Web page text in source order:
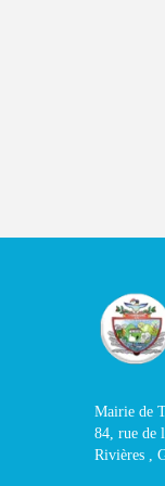
Mairie de
84, rue de
Rivières ,